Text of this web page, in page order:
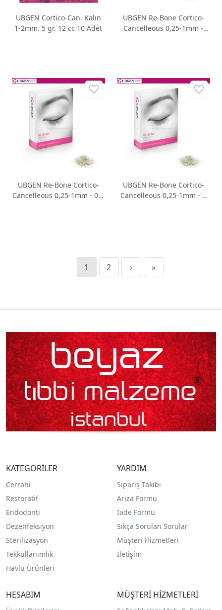
UBGEN Cortico-Can. Kalın
1-2mm. 5 gr. 12 cc 10 Adet
UBGEN Re-Bone Cortico-
Cancelleous 0,25-1mm -
UBGEN Re-Bone Cortico-
Cancelleous 0,25-1mm - 0,5
UBGEN Re-Bone Cortico-
Cancelleous 0,25-1mm - 1
1 2 › »
KATEGORİLER
Cerrahi
Restoratif
Endodonti
Dezenfeksiyon
Sterilizasyon
Tekkullanımlık
Havlu Ürünleri
YARDIM
Sipariş Takibi
Arıza Formu
İade Formu
Sıkça Sorulan Sorular
Müşteri Hizmetleri
İletişim
HESABIM MÜŞTERİ HİZMETLERİ